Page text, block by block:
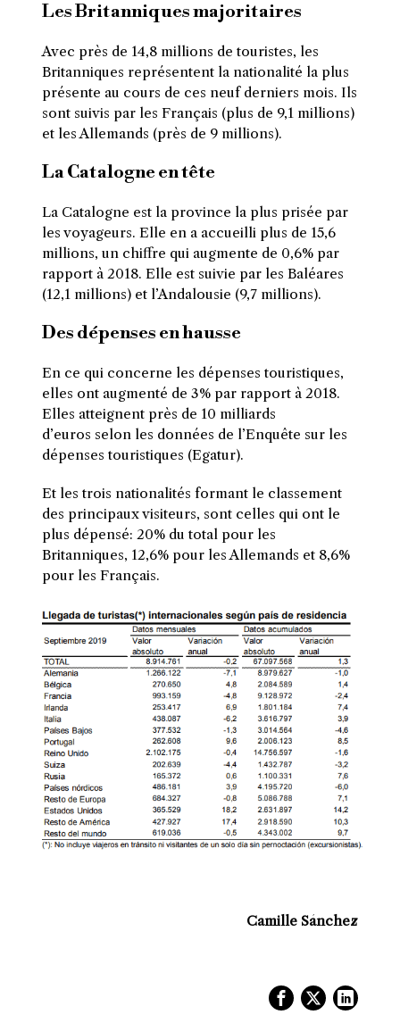
Les Britanniques majoritaires
Avec près de 14,8 millions de touristes, les
Britanniques représentent la nationalité la plus
présente au cours de ces neuf derniers mois. Ils
sont suivis par les Français (plus de 9,1 millions)
et les Allemands (près de 9 millions).
La Catalogne en tête
La Catalogne est la province la plus prisée par
les voyageurs. Elle en a accueilli plus de 15,6
millions, un chiffre qui augmente de 0,6% par
rapport à 2018. Elle est suivie par les Baléares
(12,1 millions) et l’Andalousie (9,7 millions).
Des dépenses en hausse
En ce qui concerne les dépenses touristiques,
elles ont augmenté de 3% par rapport à 2018.
Elles atteignent près de 10 milliards
d’euros selon les données de l’Enquête sur les
dépenses touristiques (Egatur).
Et les trois nationalités formant le classement
des principaux visiteurs, sont celles qui ont le
plus dépensé: 20% du total pour les
Britanniques, 12,6% pour les Allemands et 8,6%
pour les Français.
Camille Sánchez